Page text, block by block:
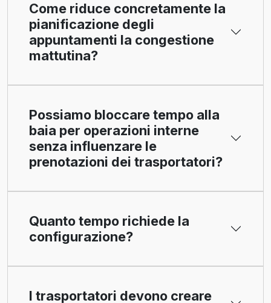
Come riduce concretamente la
pianificazione degli
appuntamenti la congestione
mattutina?
Possiamo bloccare tempo alla
baia per operazioni interne
senza influenzare le
prenotazioni dei trasportatori?
Quanto tempo richiede la
configurazione?
I trasportatori devono creare